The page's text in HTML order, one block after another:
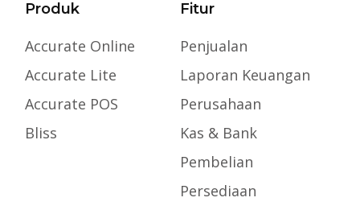
Produk
Accurate Online
Accurate Lite
Accurate POS
Bliss
Fitur
Penjualan
Laporan Keuangan
Perusahaan
Kas & Bank
Pembelian
Persediaan